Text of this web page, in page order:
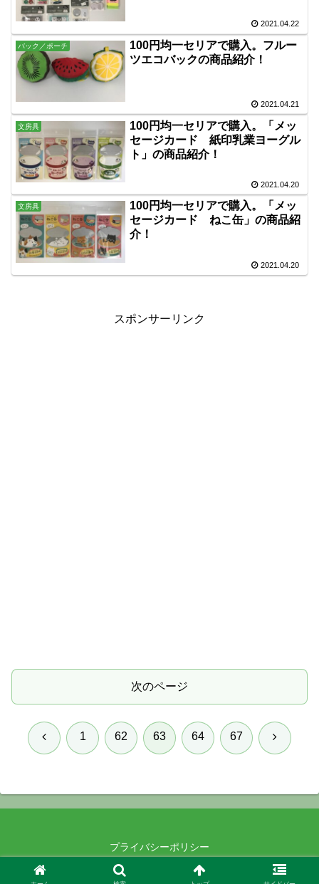
2021.04.22
バック／ポーチ
100円均一セリアで購入。フルー
ツエコバックの商品紹介！
2021.04.21
文房具
100円均一セリアで購入。「メッ
セージカード 紙印乳業ヨーグル
ト」の商品紹介！
2021.04.20
文房具
100円均一セリアで購入。「メッ
セージカード ねこ缶」の商品紹
介！
2021.04.20
スポンサーリンク
次のページ
前 1 62 63 64 67 次
プライバシーポリシー